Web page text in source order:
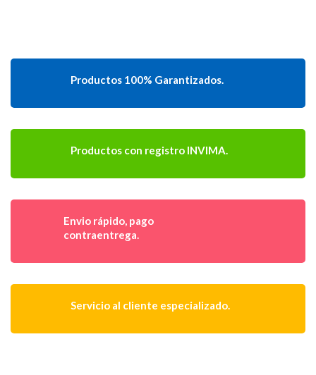
Productos 100% Garantizados.
Productos con registro INVIMA.
Envio rápido, pago
contraentrega.
Servicio al cliente especializado.